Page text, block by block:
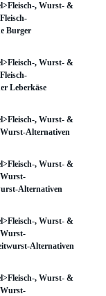
, Wurst- &
Burger
, Wurst- &
Leberkäse
, Wurst- &
Alternativen
, Wurst- &
Alternativen
, Wurst- &
Alternativen
, Wurst- &